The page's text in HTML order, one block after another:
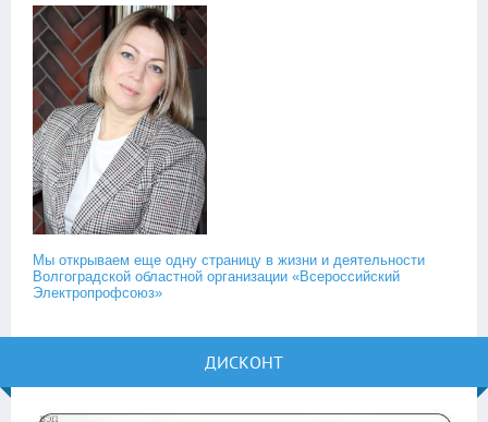
Мы открываем еще одну страницу в жизни и деятельности
Волгоградской областной организации «Всероссийский
Электропрофсоюз»
ДИСКОНТ